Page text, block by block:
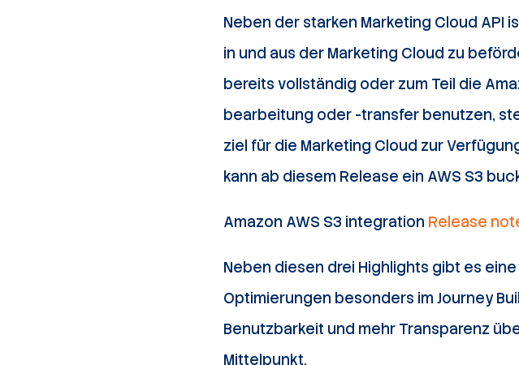
Neben der starken Marketing Cloud API
in und aus der Marketing Cloud zu
bereits vollständig oder zum Teil die
bearbeitung oder -transfer benutzen,
ziel für die Marketing Cloud zur
kann ab diesem Release ein AWS S3
Amazon AWS S3 integration Release
Neben diesen drei Highlights gibt es
Optimierungen besonders im Journey
Benutzbarkeit und mehr Transparenz
Mittelpunkt.